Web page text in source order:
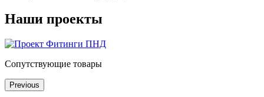
Наши проекты
Сопутствующие товары
Previous